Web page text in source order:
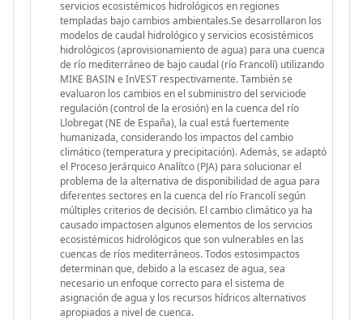
servicios ecosistémicos hidrológicos en regiones
templadas bajo cambios ambientales.Se desarrollaron los
modelos de caudal hidrológico y servicios ecosistémicos
hidrológicos (aprovisionamiento de agua) para una cuenca
de río mediterráneo de bajo caudal (río Francolí) utilizando
MIKE BASIN e InVEST respectivamente. También se
evaluaron los cambios en el subministro del serviciode
regulación (control de la erosión) en la cuenca del río
Llobregat (NE de España), la cual está fuertemente
humanizada, considerando los impactos del cambio
climático (temperatura y precipitación). Además, se adaptó
el Proceso Jerárquico Analítco (PJA) para solucionar el
problema de la alternativa de disponibilidad de agua para
diferentes sectores en la cuenca del río Francolí según
múltiples criterios de decisión. El cambio climático ya ha
causado impactosen algunos elementos de los servicios
ecosistémicos hidrológicos que son vulnerables en las
cuencas de ríos mediterráneos. Todos estosimpactos
determinan que, debido a la escasez de agua, sea
necesario un enfoque correcto para el sistema de
asignación de agua y los recursos hídricos alternativos
apropiados a nivel de cuenca.